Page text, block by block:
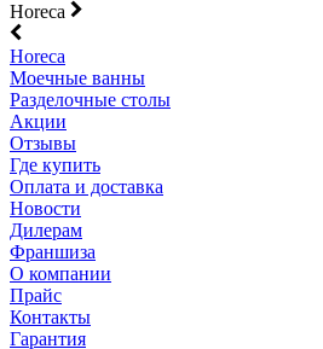
Horeca
Horeca
Моечные ванны
Разделочные столы
Акции
Отзывы
Где купить
Оплата и доставка
Новости
Дилерам
Франшиза
О компании
Прайс
Контакты
Гарантия